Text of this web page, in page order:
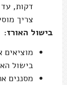
דקות,
צריך
בישול האורז:
בישול
מסננים